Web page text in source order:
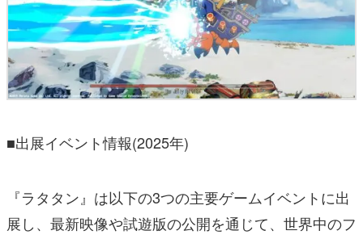
■出展イベント情報(2025年)
『ラタタン』は以下の3つの主要ゲームイベントに出
展し、最新映像や試遊版の公開を通じて、世界中のフ